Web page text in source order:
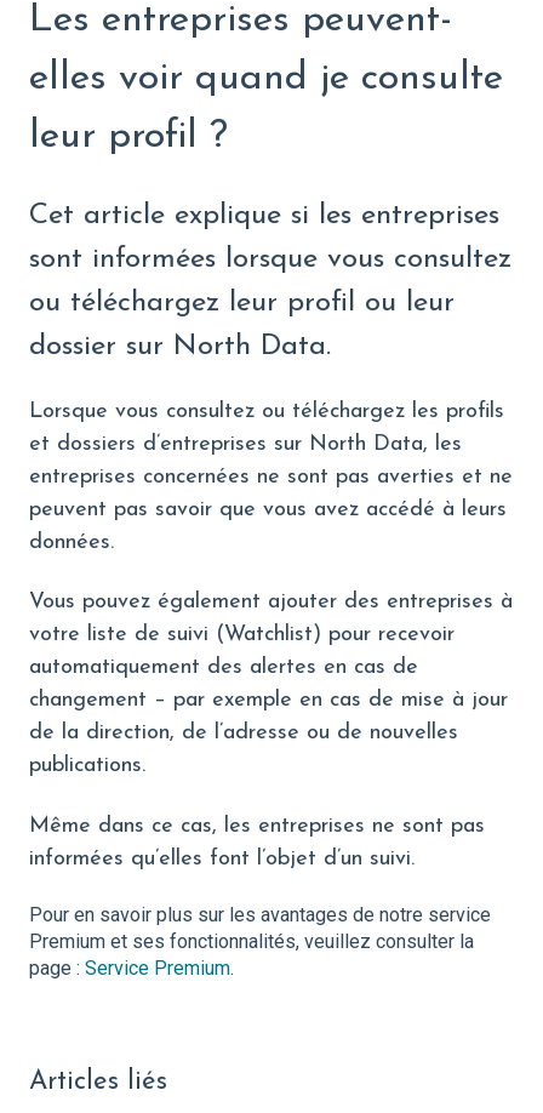
Les entreprises peuvent-
elles voir quand je consulte
leur profil ?
Cet article explique si les entreprises
sont informées lorsque vous consultez
ou téléchargez leur profil ou leur
dossier sur North Data.
Lorsque vous consultez ou téléchargez les profils
et dossiers d’entreprises sur North Data, les
entreprises concernées ne sont pas averties et ne
peuvent pas savoir que vous avez accédé à leurs
données.
Vous pouvez également ajouter des entreprises à
votre liste de suivi (Watchlist) pour recevoir
automatiquement des alertes en cas de
changement – par exemple en cas de mise à jour
de la direction, de l’adresse ou de nouvelles
publications.
Même dans ce cas, les entreprises ne sont pas
informées qu’elles font l’objet d’un suivi.
Pour en savoir plus sur les avantages de notre service
Premium et ses fonctionnalités, veuillez consulter la
page : Service Premium.
Articles liés